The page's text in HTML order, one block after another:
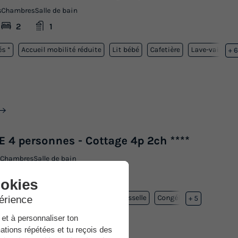
Chambres
2
Salle de bain
1
* Accueil mobilité réduite Lit bébé Cafetière Lave-vaisselle
+ 6
4 personnes - Cottage 4p 2ch ****
ChambresSalle de bain
* Lit bébé Lave-vaisselle Congélateur
+ 5